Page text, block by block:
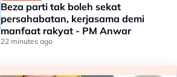
Beza parti tak boleh sekat
persahabatan, kerjasama demi
manfaat rakyat - PM Anwar
22 minutes ago